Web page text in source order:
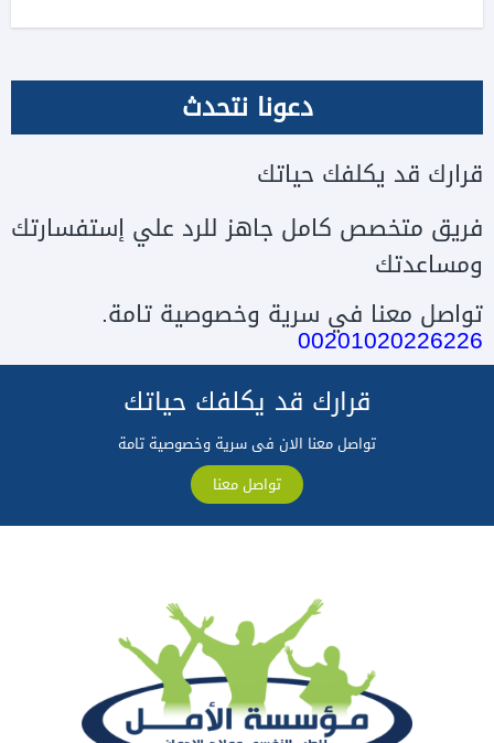
دعونا نتحدث
قرارك قد يكلفك حياتك
فريق متخصص كامل جاهز للرد علي إستفسارتك
ومساعدتك
تواصل معنا في سرية وخصوصية تامة.
00201020226226
قرارك قد يكلفك حياتك
تواصل معنا الان فى سرية وخصوصية تامة
تواصل معنا